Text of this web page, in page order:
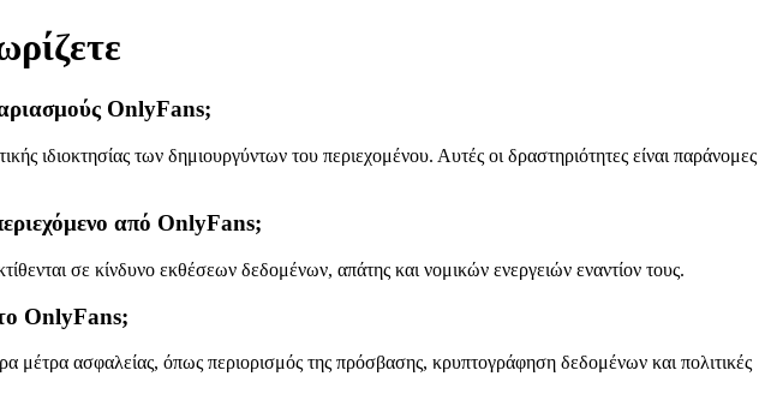
OnlyFans;
ιδιοκτησίας των δημιουργύντων του περιεχομένου. Αυτές οι δραστηριότητες είναι παράνομες
από OnlyFans;
σε κίνδυνο εκθέσεων δεδομένων, απάτης και νομικών ενεργειών εναντίον τους.
OnlyFans;
μέτρα ασφαλείας, όπως περιορισμός της πρόσβασης, κρυπτογράφηση δεδομένων και πολιτικές